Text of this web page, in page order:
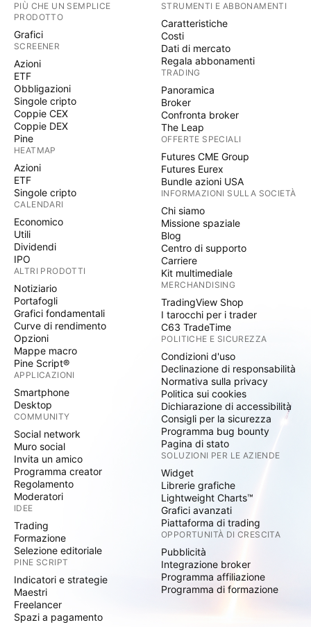
PIÙ CHE UN SEMPLICE
PRODOTTO
Grafici
SCREENER
Azioni
ETF
Obbligazioni
Singole cripto
Coppie CEX
Coppie DEX
Pine
HEATMAP
Azioni
ETF
Singole cripto
CALENDARI
Economico
Utili
Dividendi
IPO
ALTRI PRODOTTI
Notiziario
Portafogli
Grafici fondamentali
Curve di rendimento
Opzioni
Mappe macro
Pine Script®
APPLICAZIONI
Smartphone
Desktop
COMMUNITY
Social network
Muro social
Invita un amico
Programma creator
Regolamento
Moderatori
IDEE
Trading
Formazione
Selezione editoriale
PINE SCRIPT
Indicatori e strategie
Maestri
Freelancer
Spazi a pagamento
STRUMENTI E ABBONAMENTI
Caratteristiche
Costi
Dati di mercato
Regala abbonamenti
TRADING
Panoramica
Broker
Confronta broker
The Leap
OFFERTE SPECIALI
Futures CME Group
Futures Eurex
Bundle azioni USA
INFORMAZIONI SULLA SOCIETÀ
Chi siamo
Missione spaziale
Blog
Centro di supporto
Carriere
Kit multimediale
MERCHANDISING
TradingView Shop
I tarocchi per i trader
C63 TradeTime
POLITICHE E SICUREZZA
Condizioni d'uso
Declinazione di responsabilità
Normativa sulla privacy
Politica sui cookies
Dichiarazione di accessibilità
Consigli per la sicurezza
Programma bug bounty
Pagina di stato
SOLUZIONI PER LE AZIENDE
Widget
Librerie grafiche
Lightweight Charts™
Grafici avanzati
Piattaforma di trading
OPPORTUNITÀ DI CRESCITA
Pubblicità
Integrazione broker
Programma affiliazione
Programma di formazione